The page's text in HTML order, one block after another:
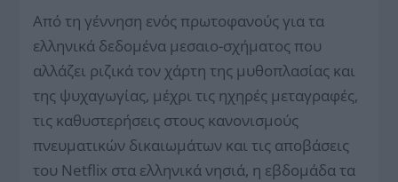
Από τη γέννηση ενός πρωτοφανούς για τα
ελληνικά δεδομένα μεσαιο-σχήματος που
αλλάζει ριζικά τον χάρτη της μυθοπλασίας και
της ψυχαγωγίας, μέχρι τις ηχηρές μεταγραφές,
τις καθυστερήσεις στους κανονισμούς
πνευματικών δικαιωμάτων και τις αποβάσεις
του Netflix στα ελληνικά νησιά, η εβδομάδα τα